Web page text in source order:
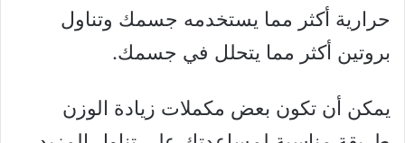
حرارية أكثر مما يستخدمه جسمك وتناول
بروتين أكثر مما يتحلل في جسمك.
يمكن أن تكون بعض مكملات زيادة الوزن